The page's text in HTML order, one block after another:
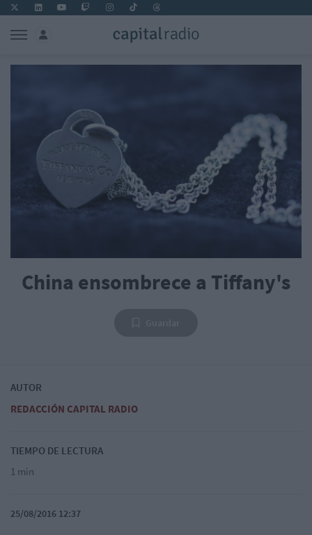
China ensombrece a Tiffany's
AUTOR
REDACCIÓN CAPITAL RADIO
TIEMPO DE LECTURA
1 min
25/08/2016 12:37